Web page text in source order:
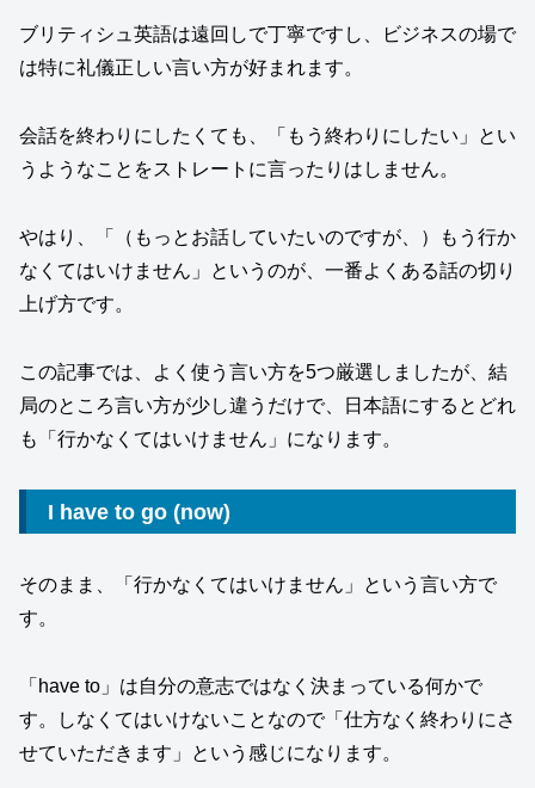
ブリティシュ英語は遠回しで丁寧ですし、ビジネスの場で
は特に礼儀正しい言い方が好まれます。
会話を終わりにしたくても、「もう終わりにしたい」とい
うようなことをストレートに言ったりはしません。
やはり、「（もっとお話していたいのですが、）もう行か
なくてはいけません」というのが、一番よくある話の切り
上げ方です。
この記事では、よく使う言い方を5つ厳選しましたが、結
局のところ言い方が少し違うだけで、日本語にするとどれ
も「行かなくてはいけません」になります。
I have to go (now)
そのまま、「行かなくてはいけません」という言い方で
す。
「have to」は自分の意志ではなく決まっている何かで
す。しなくてはいけないことなので「仕方なく終わりにさ
せていただきます」という感じになります。